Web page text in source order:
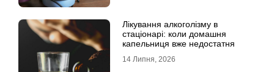
Лікування алкоголізму в
стаціонарі: коли домашня
капельниця вже недостатня
14 Липня, 2026